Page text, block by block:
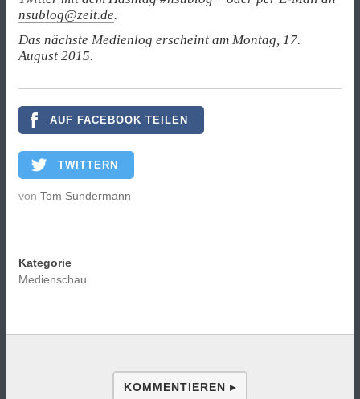
nsublog@zeit.de.
Das nächste Medienlog erscheint am Montag, 17.
August 2015.
AUF FACEBOOK TEILEN
TWITTERN
von Tom Sundermann
Kategorie
Medienschau
KOMMENTIEREN ▸